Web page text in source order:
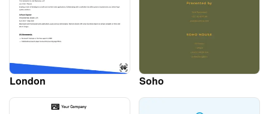
London Soho